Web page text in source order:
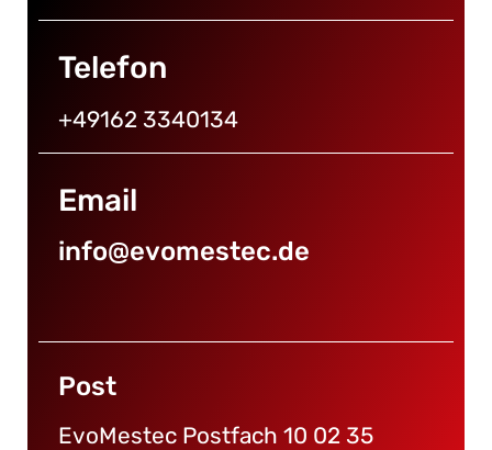
Telefon
+49162 3340134
Email
info@evomestec.de
Post
EvoMestec Postfach 10 02 35